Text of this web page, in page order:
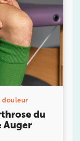
douleur
du
Auger
Billancourt
92290 Châtenay-